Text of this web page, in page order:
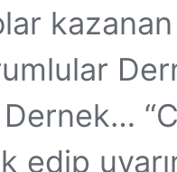
Dernek…
edip